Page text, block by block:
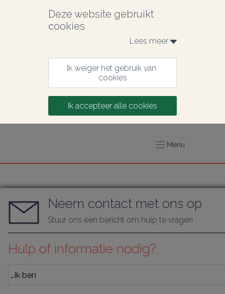
Deze website gebruikt
cookies
Lees meer
Ik weiger het gebruik van
cookies
Ik accepteer alle cookies
Menu
Neem contact met ons op
Stuur ons een bericht om hulp te vragen
Hulp of informatie nodig?